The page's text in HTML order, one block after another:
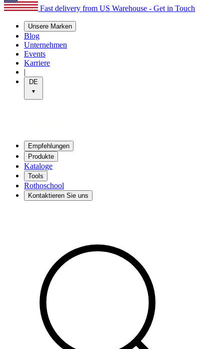
Fast delivery from US Warehouse - Get in Touch
Unsere Marken
Blog
Unternehmen
Events
Karriere
|
DE
Empfehlungen
Produkte
Kataloge
Tools
Rothoschool
Kontaktieren Sie uns